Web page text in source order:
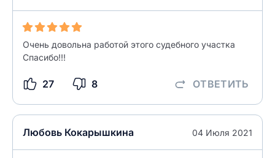
Очень довольна работой этого судебного участка
Спасибо!!!
27 8 ОТВЕТИТЬ
Любовь Кокарышкина 04 Июля 2021
разрешить публикацию отзыва